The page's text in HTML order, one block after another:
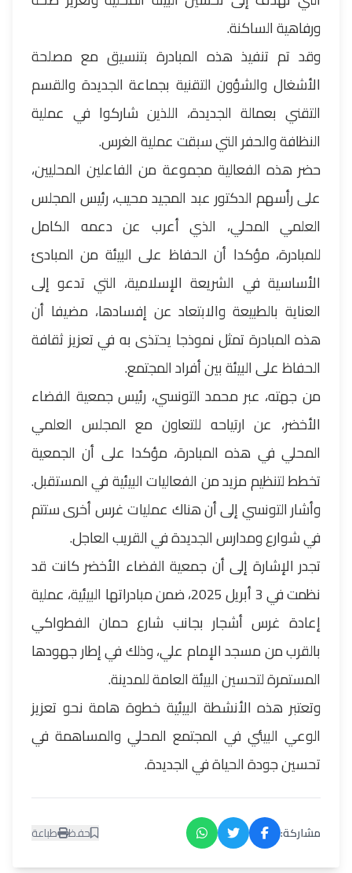
ورفاهية الساكنة.
وقد تم تنفيذ هذه المبادرة بتنسيق مع مصلحة
الأشغال والشؤون التقنية بجماعة الجديدة والقسم
التقني بعمالة الجديدة، اللذين شاركوا في عملية
النظافة والحفر التي سبقت عملية الغرس.
حضر هذه الفعالية مجموعة من الفاعلين المحليين،
على رأسهم الدكتور عبد المجيد محيب، رئيس المجلس
العلمي المحلي، الذي أعرب عن دعمه الكامل
للمبادرة، مؤكدا أن الحفاظ على البيئة من المبادئ
الأساسية في الشريعة الإسلامية، التي تدعو إلى
العناية بالطبيعة والابتعاد عن إفسادها، مضيفا أن
هذه المبادرة تمثل نموذجا يحتذى به في تعزيز ثقافة
الحفاظ على البيئة بين أفراد المجتمع.
من جهته، عبر محمد التونسي، رئيس جمعية الفضاء
الأخضر، عن ارتياحه للتعاون مع المجلس العلمي
المحلي في هذه المبادرة، مؤكدا على أن الجمعية
تخطط لتنظيم مزيد من الفعاليات البيئية في المستقبل.
وأشار التونسي إلى أن هناك عمليات غرس أخرى ستتم
في شوارع ومدارس الجديدة في القريب العاجل.
تجدر الإشارة إلى أن جمعية الفضاء الأخضر كانت قد
نظمت في 3 أبريل 2025، ضمن مبادراتها البيئية، عملية
إعادة غرس أشجار بجانب شارع حمان الفطواكي
بالقرب من مسجد الإمام علي، وذلك في إطار جهودها
المستمرة لتحسين البيئة العامة للمدينة.
وتعتبر هذه الأنشطة البيئية خطوة هامة نحو تعزيز
الوعي البيئي في المجتمع المحلي والمساهمة في
تحسين جودة الحياة في الجديدة.
مشاركة: حفظ طباعة